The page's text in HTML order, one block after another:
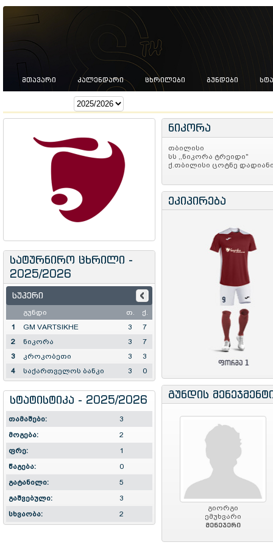
ᲛᲗᲐᲕᲐᲠᲘ ᲙᲐᲚᲔᲜᲓᲐᲠᲘ ᲪᲮᲠᲘᲚᲔᲑᲘ ᲒᲣᲜᲓᲔᲑᲘ
სატურნირო ცხრილი -
2025/2026
სუპერი
გუნდი თ.
ქ.
1
GM VARTSIKHE 3
7
2
ნიკორა 3
7
3
კროკობეთი 3
3
4
საქართველოს ბანკი 3 0
სტატისტიკა - 2025/2026
თამაშები:
3
მოგება:
2
ფრე:
1
წაგება:
0
გატანილი:
5
გაშვებული:
3
სხვაობა:
2
ნიკორა
თბილისი
სს ,,ნიკორა ტრეიდი"
ქ.თბილისი ცოტნე
ეკიპირება
გუნდის
გიორგი
ემუხვარი
მენეჯერი